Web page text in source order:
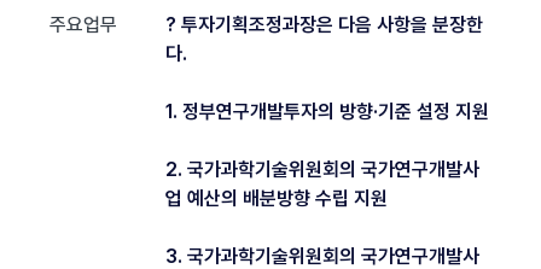
주요업무
? 투자기획조정과장은 다음 사항을 분장한
다.
1. 정부연구개발투자의 방향·기준 설정 지원
2. 국가과학기술위원회의 국가연구개발사
업 예산의 배분방향 수립 지원
3. 국가과학기술위원회의 국가연구개발사